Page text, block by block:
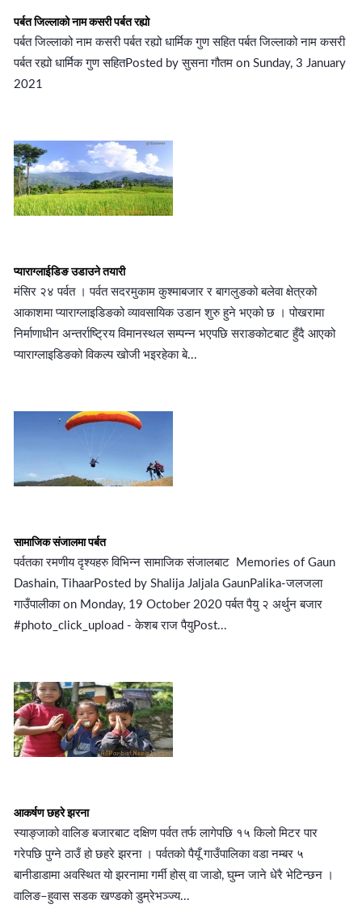
पर्बत जिल्लाको नाम कसरी पर्बत रह्यो
पर्बत जिल्लाको नाम कसरी पर्बत रह्यो धार्मिक गुण सहित पर्बत जिल्लाको नाम कसरी
पर्बत रह्यो धार्मिक गुण सहितPosted by सुसना गौतम on Sunday, 3 January
2021
प्याराग्लाईडिङ उडाउने तयारी
मंसिर २४ पर्वत । पर्वत सदरमुकाम कुश्माबजार र बागलुङको बलेवा क्षेत्रको
आकाशमा प्याराग्लाइडिङको व्यावसायिक उडान शुरु हुने भएको छ । पोखरामा
निर्माणाधीन अन्तर्राष्ट्रिय विमानस्थल सम्पन्न भएपछि सराङकोटबाट हुँदै आएको
प्याराग्लाइडिङको विकल्प खोजी भइरहेका बे...
सामाजिक संजालमा पर्बत
पर्वतका रमणीय दृश्यहरु विभिन्न सामाजिक संजालबाट Memories of Gaun
Dashain, TihaarPosted by Shalija Jaljala GaunPalika-जलजला
गाउँपालीका on Monday, 19 October 2020 पर्बत पैयु २ अर्थुन बजार
#photo_click_upload - केशब राज पैयुPost...
आकर्षण छहरे झरना
स्याङ्जाको वालिङ बजारबाट दक्षिण पर्वत तर्फ लागेपछि १५ किलो मिटर पार
गरेपछि पुग्ने ठाउँ हो छहरे झरना । पर्वतको पैयूँ गाउँपालिका वडा नम्बर ५
बानीडाडामा अवस्थित यो झरनामा गर्मी होस् वा जाडो, घुम्न जाने धेरै भेटिन्छन ।
वालिङ–हुवास सडक खण्डको डुम्रेभञ्ज्य...